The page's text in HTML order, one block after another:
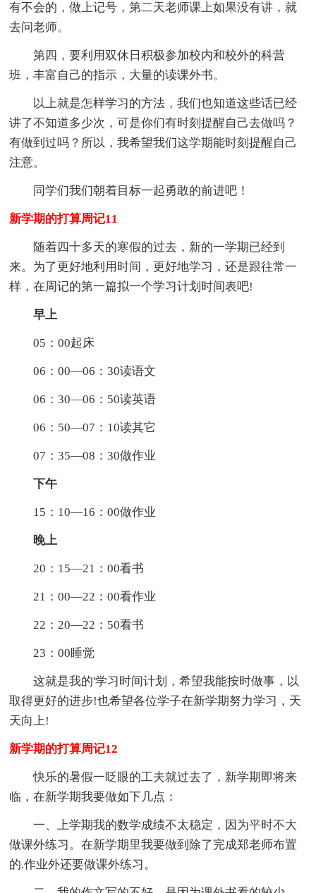
有不会的，做上记号，第二天老师课上如果没有讲，就
去问老师。
第四，要利用双休日积极参加校内和校外的科营
班，丰富自己的指示，大量的读课外书。
以上就是怎样学习的方法，我们也知道这些话已经
讲了不知道多少次，可是你们有时刻提醒自己去做吗？
有做到过吗？所以，我希望我们这学期能时刻提醒自己
注意。
同学们我们朝着目标一起勇敢的前进吧！
新学期的打算周记11
随着四十多天的寒假的过去，新的一学期已经到
来。为了更好地利用时间，更好地学习，还是跟往常一
样，在周记的第一篇拟一个学习计划时间表吧!
早上
05：00起床
06：00—06：30读语文
06：30—06：50读英语
06：50—07：10读其它
07：35—08：30做作业
下午
15：10—16：00做作业
晚上
20：15—21：00看书
21：00—22：00看作业
22：20—22：50看书
23：00睡觉
这就是我的'学习时间计划，希望我能按时做事，以
取得更好的进步!也希望各位学子在新学期努力学习，天
天向上!
新学期的打算周记12
快乐的暑假一眨眼的工夫就过去了，新学期即将来
临，在新学期我要做如下几点：
一、上学期我的数学成绩不太稳定，因为平时不大
做课外练习。在新学期里我要做到除了完成郑老师布置
的.作业外还要做课外练习。